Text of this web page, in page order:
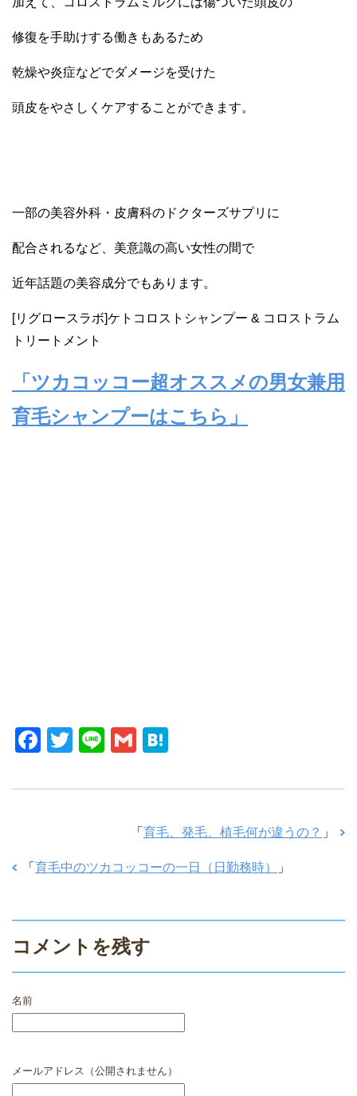
修復を手助けする働きもあるため
乾燥や炎症などでダメージを受けた
頭皮をやさしくケアすることができます。
一部の美容外科・皮膚科のドクターズサプリに
配合されるなど、美意識の高い女性の間で
近年話題の美容成分でもあります。
[リグロースラボ]ケトコロストシャンプー & コロストラム
トリートメント
「ツカコッコー超オススメの男女兼用
育毛シャンプーはこちら」
F
c
o
k
T
tt
Li
e
G
ail e
a
「 育毛、発毛、植毛何が違うの？ 」
「 育毛中のツカコッコーの一日（日勤務時） 」
コメントを残す
名前
メールアドレス（公開されません）